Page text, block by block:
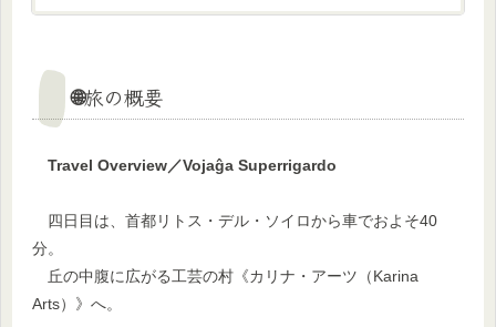
🌐旅の概要
Travel Overview／Vojaĝa Superrigardo
四日目は、首都リトス・デル・ソイロから車でおよそ40
分。
丘の中腹に広がる工芸の村《カリナ・アーツ（Karina
Arts）》へ。